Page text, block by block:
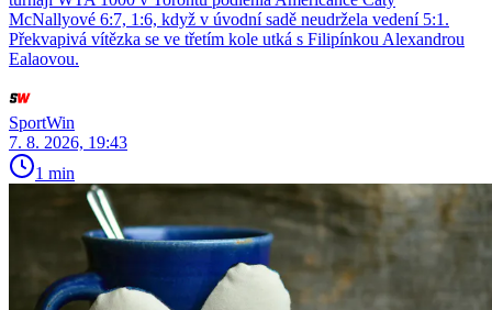
McNallyové 6:7, 1:6, když v úvodní sadě neudržela vedení 5:1.
Překvapivá vítězka se ve třetím kole utká s Filipínkou Alexandrou
Ealaovou.
SportWin
7. 8. 2026, 19:43
1 min